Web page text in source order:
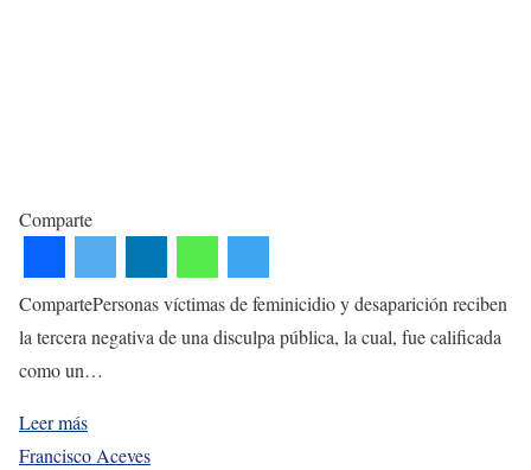
Comparte
CompartePersonas víctimas de feminicidio y desaparición reciben
la tercera negativa de una disculpa pública, la cual, fue calificada
como un…
Leer más
Francisco Aceves